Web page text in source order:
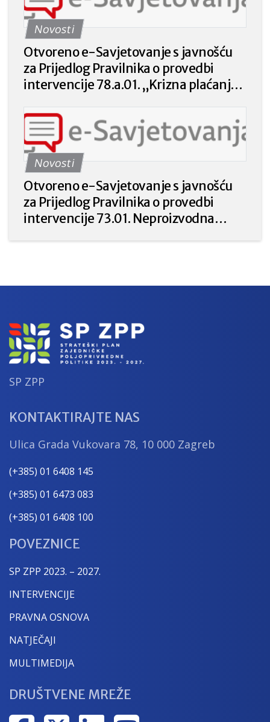
Novosti
Otvoreno e-Savjetovanje s javnošću
za Prijedlog Pravilnika o provedbi
intervencije 78.a.01. „Krizna plaćanja
katastrofa, nepovoljnih klimatskih
prilika ili katastrofalnih događaja“ iz
Strateškog plana Zajedničke
poljoprivredne politike Republike
Hrvatske 2023. – 2027. godine.
Novosti
Otvoreno e-Savjetovanje s javnošću
za Prijedlog Pravilnika o provedbi
intervencije 73.01. Neproizvodna
Hrvatske 2023. – 2027.
SP ZPP
KONTAKTIRAJTE NAS
Ulica Grada Vukovara 78, 10 000 Zagreb
(+385) 01 6408 145
(+385) 01 6473 083
(+385) 01 6408 100
POVEZNICE
SP ZPP 2023. – 2027.
INTERVENCIJE
PRAVNA OSNOVA
NATJEČAJI
MULTIMEDIJA
DRUŠTVENE MREŽE